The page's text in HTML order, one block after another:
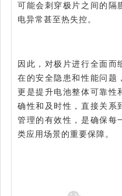
可能会刺穿极片之间的隔
电异常甚至热失控。
因此，对极片进行全面而
在的安全隐患和性能问题
更是提升电池整体可靠性
确性和及时性，直接关系
管理的有效性，是确保每
类应用场景的重要保障。